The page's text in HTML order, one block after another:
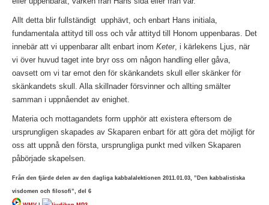
Allt detta blir fullständigt upphävt, och enbart Hans initiala,
fundamentala attityd till oss och vår attityd till Honom uppenbaras. Det
innebär att vi uppenbarar allt enbart inom Keter, i kärlekens Ljus, när
vi över huvud taget inte bryr oss om någon handling eller gåva,
oavsett om vi tar emot den för skänkandets skull eller skänker för
skänkandets skull. Alla skillnader försvinner och allting smälter
samman i uppnåendet av enighet.
Materia och mottagandets form upphör att existera eftersom de
ursprungligen skapades av Skaparen enbart för att göra det möjligt för
oss att uppnå den första, ursprungliga punkt med vilken Skaparen
påbörjade skapelsen.
Från den fjärde delen av den dagliga kabbalalektionen 2011.01.03, ”Den kabbalistiska
visdomen och filosofi”, del 6